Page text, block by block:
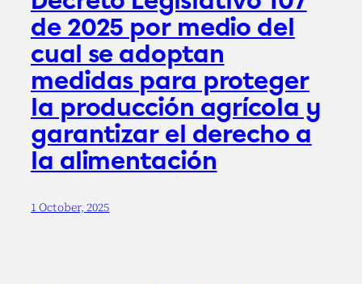
de 2025 por medio del
cual se adoptan
medidas para proteger
la producción agrícola y
garantizar el derecho a
la alimentación
1 October, 2025